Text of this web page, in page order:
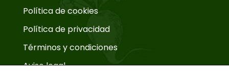
Política de cookies
Política de privacidad
Términos y condiciones
Aviso legal